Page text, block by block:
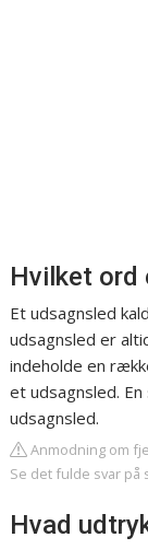
Hvilket ord
Et udsagnsled
udsagnsled er
indeholde en
et udsagnsled.
udsagnsled.
Anmodning om
Se det fulde svar
Hvad